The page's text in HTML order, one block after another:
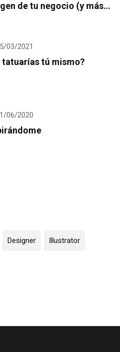
de tu negocio (y más
03/2021
tatuarías tú mismo?
06/2020
Designer Illustrator